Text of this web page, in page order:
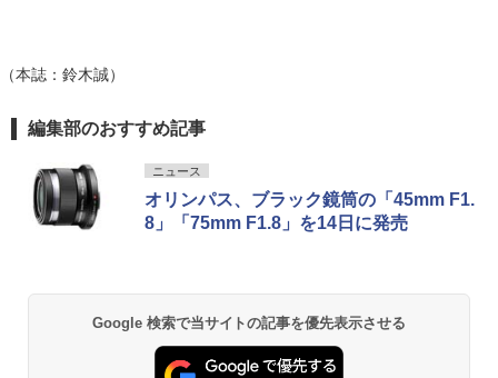
（本誌：鈴木誠）
編集部のおすすめ記事
ニュース
オリンパス、ブラック鏡筒の「45mm F1.
8」「75mm F1.8」を14日に発売
Google 検索で当サイトの記事を優先表示させる